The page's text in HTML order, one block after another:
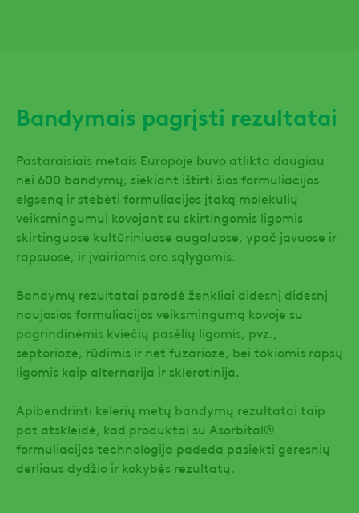
Bandymais pagrįsti rezultatai
Pastaraisiais metais Europoje buvo atlikta daugiau
nei 600 bandymų, siekiant ištirti šios formuliacijos
elgseną ir stebėti formuliacijos įtaką molekulių
veiksmingumui kovojant su skirtingomis ligomis
skirtinguose kultūriniuose augaluose, ypač javuose ir
rapsuose, ir įvairiomis oro sąlygomis.
Bandymų rezultatai parodė ženkliai didesnį didesnį
naujosios formuliacijos veiksmingumą kovoje su
pagrindinėmis kviečių pasėlių ligomis, pvz.,
septorioze, rūdimis ir net fuzarioze, bei tokiomis rapsų
ligomis kaip alternarija ir sklerotinija.
Apibendrinti kelerių metų bandymų rezultatai taip
pat atskleidė, kad produktai su Asorbital®
formuliacijos technologija padeda pasiekti geresnių
derliaus dydžio ir kokybės rezultatų.